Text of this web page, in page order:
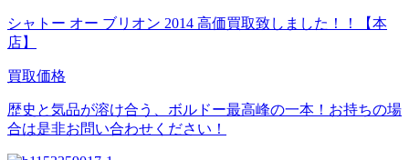
シャトー オー ブリオン 2014 高価買取致しました！！【本
店】
買取価格
歴史と気品が溶け合う、ボルドー最高峰の一本！お持ちの場
合は是非お問い合わせください！